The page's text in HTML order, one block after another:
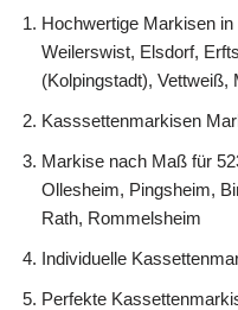
Hochwertige Markisen
Weilerswist, Elsdorf,
(Kolpingstadt), Vettweiß,
Kasssettenmarkisen
Markise nach Maß für
Ollesheim, Pingsheim,
Rath, Rommelsheim
Individuelle
Perfekte